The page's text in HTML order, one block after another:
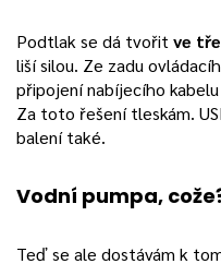
Podtlak se dá tvořit ve
liší silou. Ze zadu
připojení nabíjecího
Za toto řešení tleskám.
balení také.
Vodní pumpa,
Teď se ale dostávám k